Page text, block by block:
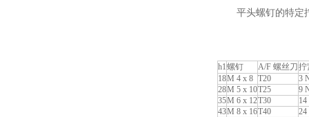
平头螺钉的特定
h1 螺钉 A/F 螺丝刀拧
18M 4 x 8 T20
3
28M 5 x 10T25
9
35M 6 x 12T30
43M 8 x 16T40 24